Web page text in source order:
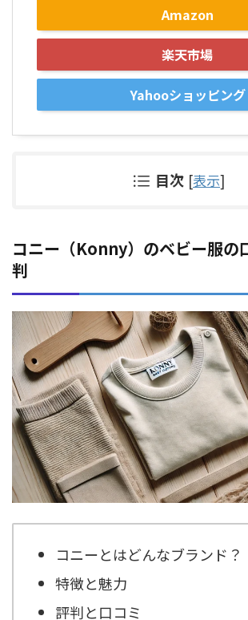
Amazon
楽天市場
Yahooショッピング
目次 [表示]
コニー（Konny）のベビー服の
判
コニーとはどんなブランド？
特徴と魅力
評判と口コミ